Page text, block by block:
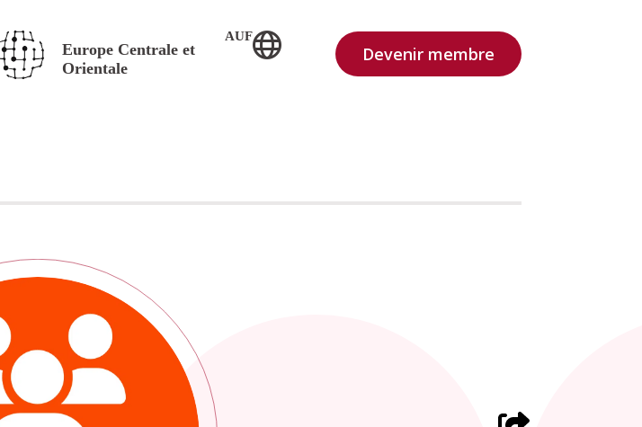
AUF
Europe Centrale et
Orientale
Devenir membre